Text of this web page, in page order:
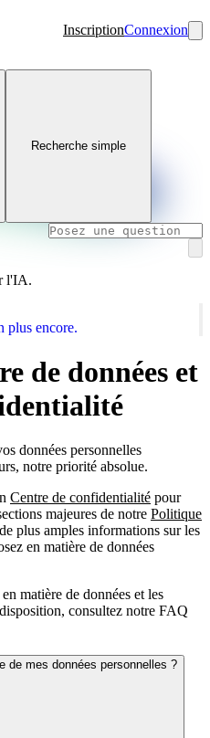
InscriptionConnexion
Recherche simple
l'IA.
plus encore.
de données et
données personnelles
notre priorité absolue.
Centre de confidentialité pour
majeures de notre Politique
plus amples informations sur les
en matière de données
matière de données et les
consultez notre FAQ
de mes données personnelles ?